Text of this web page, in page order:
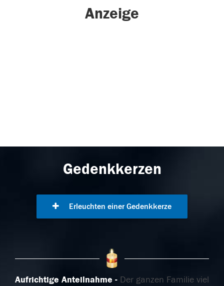
Anzeige
Gedenkkerzen
Erleuchten einer Gedenkkerze
Aufrichtige Anteilnahme
Der ganzen Familie viel